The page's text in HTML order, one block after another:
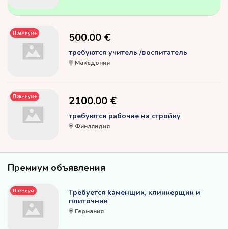
Премиум+ 500.00 €
требуются учитель /воспитатель
Македония
Премиум+ 2100.00 €
требуются рабочие на стройку
Финляндия
Премиум объявления
Премиум
Требуется kаменщик, клинкерщик и
плиточник
Германия